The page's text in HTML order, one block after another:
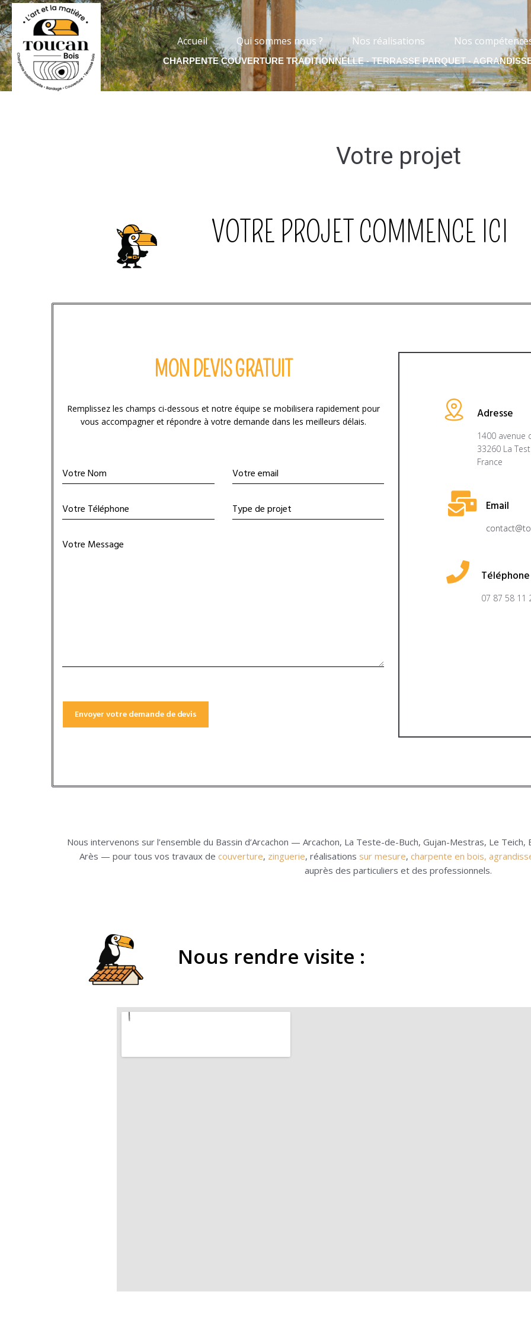
Accueil Qui sommes nous ? Nos réalisations Nos
CHARPENTE COUVERTURE TRADITIONNELLE - TERRASSE PARQUET -
Votre projet
VOTRE PROJET COMMENCE ICI
MON DEVIS GRATUIT
Remplissez les champs ci-dessous et notre équipe se mobilisera rapidement pour
vous accompagner et répondre à votre demande dans les meilleurs délais.
Adresse
1400 avenue
33260 La
France
Email
Téléphone
07 87 58 11
Nous intervenons sur l’ensemble du Bassin d’Arcachon — Arcachon, La Teste-de-Buch, Gujan-Mestras, Le
Arès — pour tous vos travaux de couverture, zinguerie, réalisations sur mesure, charpente en bois,
auprès des particuliers et des professionnels.
Nous rendre visite :